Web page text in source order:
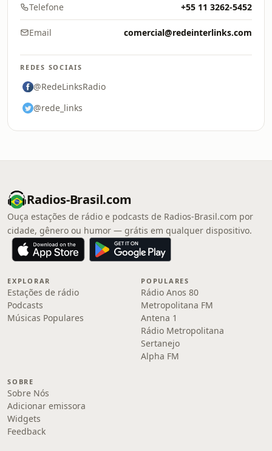
Telefone +55 11 3262-5452
Email comercial@redeinterlinks.com
REDES SOCIAIS
@RedeLinksRadio
@rede_links
Radios-Brasil.com
Ouça estações de rádio e podcasts de Radios-Brasil.com por
cidade, gênero ou humor — grátis em qualquer dispositivo.
EXPLORAR
Estações de rádio
Podcasts
Músicas Populares
POPULARES
Rádio Anos 80
Metropolitana FM
Antena 1
Rádio Metropolitana
Sertanejo
Alpha FM
SOBRE
Sobre Nós
Adicionar emissora
Widgets
Feedback